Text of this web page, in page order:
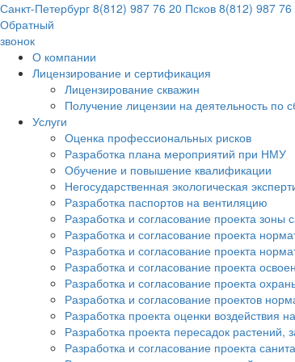
Санкт-Петербург 8(812) 987 76 20 Псков 8(812) 987 76
Обратный
звонок
О компании
Лицензирование и сертификация
Лицензирование скважин
Получение лицензии на деятельность по
Услуги
Оценка профессиональных рисков
Разработка плана мероприятий при НМУ
Обучение и повышение квалификации
Негосударственная экологическая
Разработка паспортов на вентиляцию
Разработка и согласование проекта
Разработка и согласование проекта
Разработка и согласование проекта
Разработка и согласование проекта
Разработка и согласование проекта
Разработка и согласование проектов
Разработка проекта оценки
Разработка проекта пересадок
Разработка и согласование проекта